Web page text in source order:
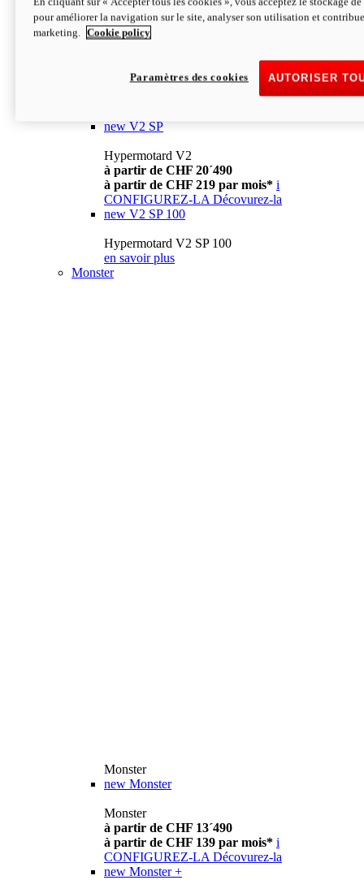
à partir de CHF 13´990 i
CONFIGUREZ-LA Décovurez-la
newV2
à partir de CHF 15´990
à partir de CHF 169 par mois* i
new V2 SP
Hypermotard V2
à partir de CHF 20´490
à partir de CHF 219 par mois* i
CONFIGUREZ-LA Décovurez-la
new V2 SP 100
Hypermotard V2 SP 100
en savoir plus
Monster
Monster
new Monster
Monster
à partir de CHF 13´490
à partir de CHF 139 par mois* i
CONFIGUREZ-LA Décovurez-la
new Monster +
pour améliorer la navigation sur le site, analyser son utilisation et
marketing.
Cookie policy
AUTORISER
Paramètres des cookies